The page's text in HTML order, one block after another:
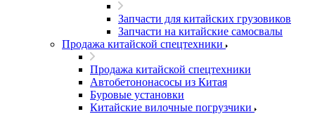
Запчасти для китайских грузовиков
Запчасти на китайские самосвалы
Продажа китайской спецтехники
Продажа китайской спецтехники
Автобетононасосы из Китая
Буровые установки
Китайские вилочные погрузчики